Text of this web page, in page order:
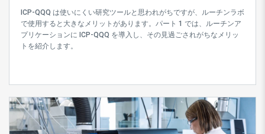
ICP-QQQ は使いにくい研究ツールと思われがちですが、ルーチンラボ
で使用すると大きなメリットがあります。パート 1 では、ルーチンア
プリケーションに ICP-QQQ を導入し、その見過ごされがちなメリッ
トを紹介します。